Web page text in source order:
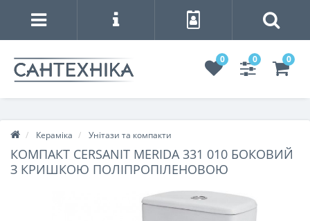
0 0 0
Кераміка Унітази та компакти
КОМПАКТ CERSANIT MERIDA 331 010 БОКОВИЙ
З КРИШКОЮ ПОЛІПРОПІЛЕНОВОЮ